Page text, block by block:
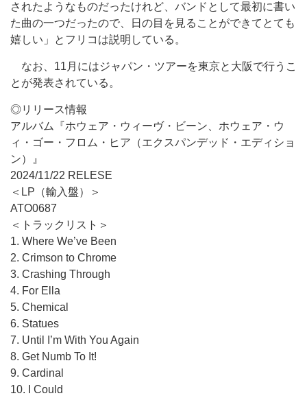
されたようなものだったけれど、バンドとして最初に書い
た曲の一つだったので、日の目を見ることができてとても
嬉しい」とフリコは説明している。
なお、11月にはジャパン・ツアーを東京と大阪で行うこ
とが発表されている。
◎リリース情報
アルバム『ホウェア・ウィーヴ・ビーン、ホウェア・ウ
ィ・ゴー・フロム・ヒア（エクスパンデッド・エディショ
ン）』
2024/11/22 RELESE
＜LP（輸入盤）＞
ATO0687
＜トラックリスト＞
1. Where We’ve Been
2. Crimson to Chrome
3. Crashing Through
4. For Ella
5. Chemical
6. Statues
7. Until I’m With You Again
8. Get Numb To It!
9. Cardinal
10. I Could